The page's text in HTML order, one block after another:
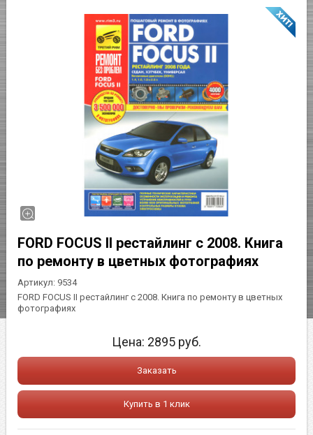
FORD FOCUS II рестайлинг с 2008. Книга
по ремонту в цветных фотографиях
Артикул: 9534
FORD FOCUS II рестайлинг с 2008. Книга по ремонту в цветных
фотографиях
Цена: 2895 руб.
Заказать
Купить в 1 клик